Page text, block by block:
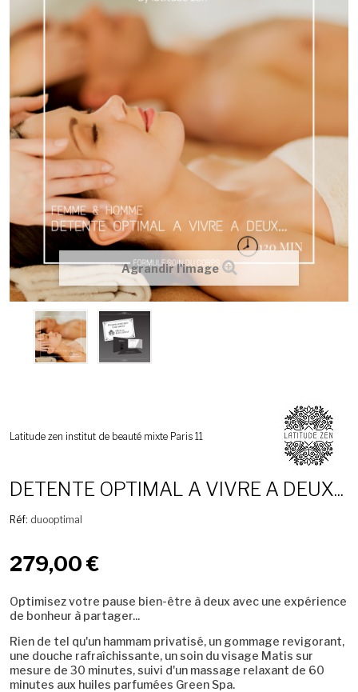
Agrandir l'image
Latitude zen institut de beauté mixte Paris 11
DETENTE OPTIMAL A VIVRE A DEUX...
Réf: duooptimal
279,00 €
Optimisez votre pause bien-être à deux avec une expérience
de bonheur à partager...
Rien de tel qu'un hammam privatisé, un gommage revigorant,
une douche rafraîchissante, un soin du visage Matis sur
mesure de 30 minutes, suivi d'un massage relaxant de 60
minutes aux huiles parfumées Green Spa.